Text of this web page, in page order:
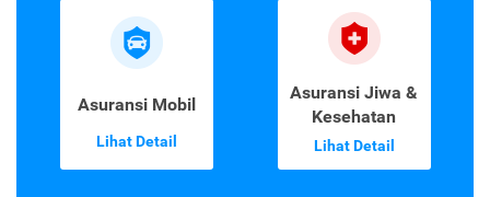
Asuransi Mobil
Lihat Detail
Asuransi Jiwa &
Kesehatan
Lihat Detail